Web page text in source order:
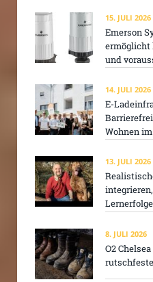
15. JULI 2026
Emerson
ermöglicht
und
14. JULI 2026
E-
Wohnen
13. JULI 2026
8. JULI 2026
O2